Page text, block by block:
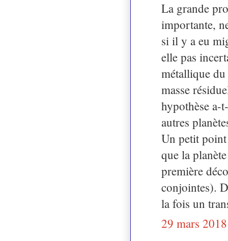
La grande
importante,
si il y a eu
elle pas
métallique du
masse
hypothèse a-
autres
Un petit
que la
première
conjointes).
la fois un
29 mars